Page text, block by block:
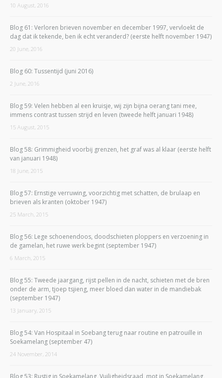
10 August, 2016
Blog 61: Verloren brieven november en december 1997, vervloekt de
dag dat ik tekende, ben ik echt veranderd? (eerste helft november 1947)
20 June, 2016
Blog 60: Tussentijd (juni 2016)
2 June, 2016
Blog 59: Velen hebben al een kruisje, wij zijn bijna oerang tani mee,
immens contrast tussen strijd en leven (tweede helft januari 1948)
15 August, 2015
Blog 58: Grimmigheid voorbij grenzen, het graf was al klaar (eerste helft
van januari 1948)
18 June, 2015
Blog 57: Ernstige verruwing, voorzichtig met schatten, de brulaap en
brieven als kranten (oktober 1947)
25 March, 2015
Blog 56: Lege schoenendoos, doodschieten ploppers en verzoening in
de gamelan, het ruwe werk begint (september 1947)
6 March, 2015
Blog 55: Tweede jaargang, rijst pellen in de nacht, schieten met de bren
onder de arm, tjoep tsjieng, meer bloed dan water in de mandiebak
(september 1947)
13 January, 2015
Blog 54: Van Hospitaal in Soebang terug naar routine en patrouille in
Soekamelang (september 47)
24 November, 2014
Blog 53: Rustig in Soekamelang, Vuiligheidsraad, mot in Soekamelang,